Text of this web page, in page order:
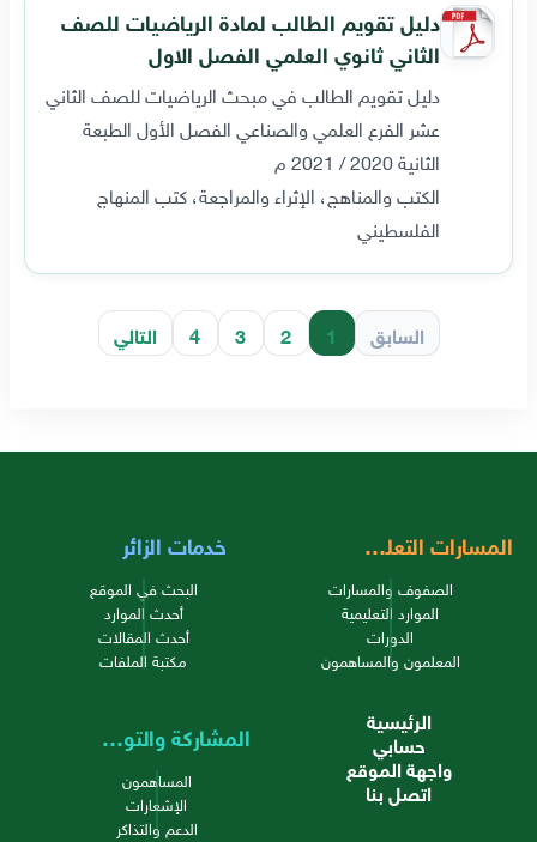
دليل تقويم الطالب لمادة الرياضيات للصف
الثاني ثانوي العلمي الفصل الاول
دليل تقويم الطالب في مبحث الرياضيات للصف الثاني
عشر الفرع العلمي والصناعي الفصل الأول الطبعة
الثانية 2020 / 2021 م
الكتب والمناهج، الإثراء والمراجعة، كتب المنهاج
الفلسطيني
السابق 1
2
3
4 التالي
المسارات التعليمية
الصفوف والمسارات
الموارد التعليمية
الدورات
المعلمون والمساهمون
خدمات الزائر
البحث في الموقع
أحدث الموارد
أحدث المقالات
مكتبة الملفات
الرئيسية
حسابي
واجهة الموقع
اتصل بنا
المشاركة والتواصل
المساهمون
الإشعارات
الدعم والتذاكر